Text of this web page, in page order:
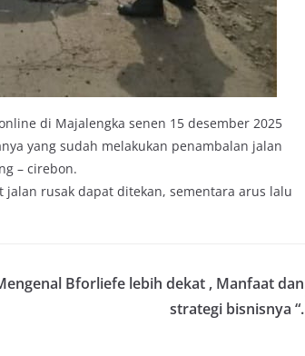
di Majalengka senen 15 desember 2025
yang sudah melakukan penambalan jalan
– cirebon.
rusak dapat ditekan, sementara arus lalu
Bforliefe lebih dekat , Manfaat dan
strategi bisnisnya “.